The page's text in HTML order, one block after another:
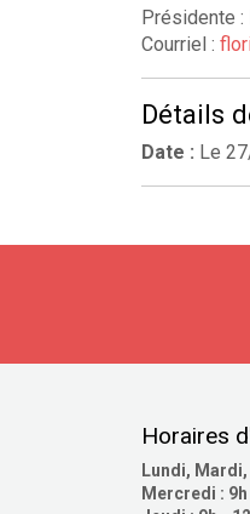
Présidente :
Courriel :
Détails
Date : Le
Horaires
Lundi,
Mercredi :